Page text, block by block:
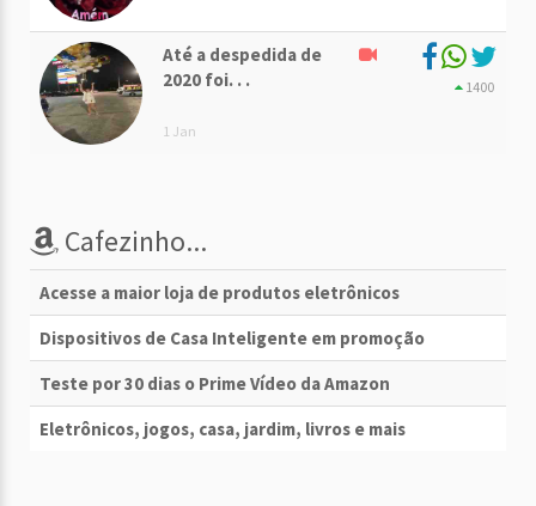
Até a despedida de
2020 foi. . .
1 Jan
1400
Cafezinho...
Acesse a maior loja de produtos eletrônicos
Dispositivos de Casa Inteligente em promoção
Teste por 30 dias o Prime Vídeo da Amazon
Eletrônicos, jogos, casa, jardim, livros e mais